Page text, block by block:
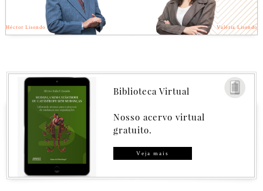
Héctor Lisondo Valéria Lisondo
Biblioteca Virtual
Nosso acervo virtual
gratuito.
Veja mais